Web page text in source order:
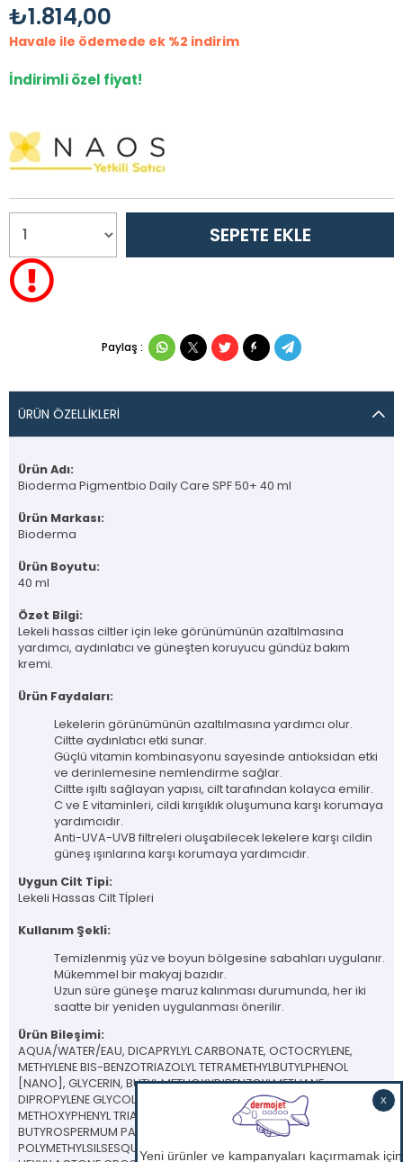
₺1.814,00
Havale ile ödemede ek %2 indirim
İndirimli özel fiyat!
Paylaş :
ÜRÜN ÖZELLIKLERI
Ürün Adı:
Bioderma Pigmentbio Daily Care SPF 50+ 40 ml
Ürün Markası:
Bioderma
Ürün Boyutu:
40 ml
Özet Bilgi:
Lekeli hassas ciltler için leke görünümünün azaltılmasına
yardımcı, aydınlatıcı ve güneşten koruyucu gündüz bakım
kremi.
Ürün Faydaları:
Lekelerin görünümünün azaltılmasına yardımcı olur.
Ciltte aydınlatıcı etki sunar.
Güçlü vitamin kombinasyonu sayesinde antioksidan etki
ve derinlemesine nemlendirme sağlar.
Ciltte ışıltı sağlayan yapısı, cilt tarafından kolayca emilir.
C ve E vitaminleri, cildi kırışıklık oluşumuna karşı korumaya
yardımcıdır.
Anti-UVA-UVB filtreleri oluşabilecek lekelere karşı cildin
güneş ışınlarına karşı korumaya yardımcıdır.
Uygun Cilt Tipi:
Lekeli Hassas Cilt Tİpleri
Kullanım Şekli:
Temizlenmiş yüz ve boyun bölgesine sabahları uygulanır.
​Mükemmel bir makyaj bazıdır.
Uzun süre güneşe maruz kalınması durumunda, her iki
saatte bir yeniden uygulanması önerilir.
Ürün Bileşimi:
AQUA/WATER/EAU, DICAPRYLYL CARBONATE, OCTOCRYLENE,
METHYLENE BIS-BENZOTRIAZOLYL TETRAMETHYLBUTYLPHENOL
[NANO], GLYCERIN, BUTYL METHOXYDIBENZOYLMETHANE
DIPROPYLENE GLYCOL, BIS-ETHYLHEXYLOXYPHENOL
METHOXYPHENYL TRIAZINE, DIMETHICONE, ASCORBYL GLUCOSIDE,
BUTYROSPERMUM PARKII (SHEA) OIL, NIACINAMIDE, SILICA,
POLYMETHYLSILSESQUIOXANE, JOJOBA ESTERS, HGI/TRIMETHYLOL